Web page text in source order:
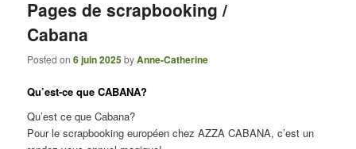
Pages de scrapbooking /
Cabana
Posted on6 juin 2025byAnne-Catherine
Qu’est-ce que CABANA?
Qu’est ce que Cabana?
Pour le scrapbooking européen chez AZZA CABANA, c’est un